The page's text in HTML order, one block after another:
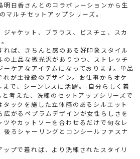
明日香さんとのコラボレーションから生
マルチセットアップシリーズ。
ャケット、ブラウス、ビスチェ、スカ
れば、きちんと感のある好印象スタイル
の上品な微光沢がありつつ、ストレッチ
ケアなアイテムになっております。単品
が主役級のデザイン。お仕事からオケ
で、シーンレスに活躍。-自分らしく着
考えた、洗練のセットアップシリーズで
ックを施した立体感のあるシルエット
広がるペプラムデザインが女性らしさを
ツやカットソーを合わせるだけで旬なレ
後ろシャーリングとコンシールファスナ
プで着れば、より洗練されたスタイリ